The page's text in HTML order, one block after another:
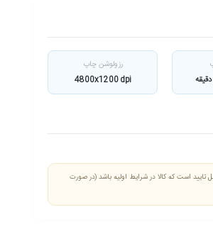
رزولوشن چاپ
4800x1200 dpi
تایید است که کالا در شرایط اولیه باشد (در صورت